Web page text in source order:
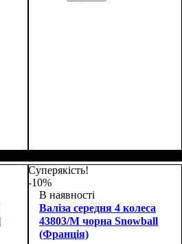
55х35х20
Суперякість!
-10%
В наявності
Валіза середня 4 колеса
43803/M чорна Snowball
(Франція)